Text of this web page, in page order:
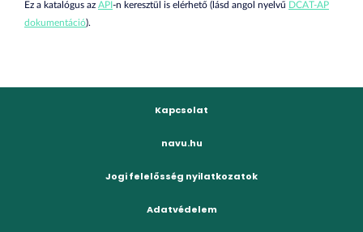
Ez a katalógus az API-n keresztül is elérhető (lásd angol nyelvű DCAT-AP
dokumentáció).
Kapcsolat
navu.hu
Jogi felelősség nyilatkozatok
Adatvédelem